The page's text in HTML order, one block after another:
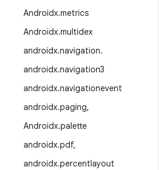
Androidx.metrics
Androidx.multidex
androidx.navigation.
androidx.navigation3
androidx.navigationevent
androidx.paging,
Androidx.palette
androidx.pdf,
androidx.percentlayout